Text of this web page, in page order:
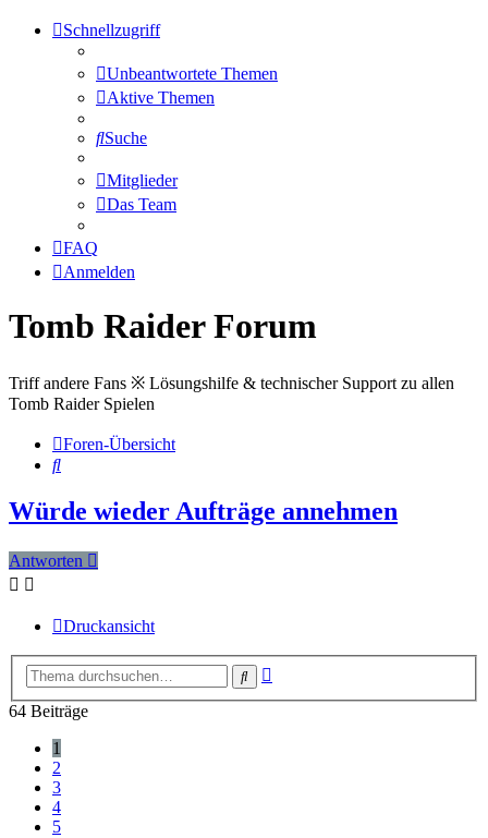
Schnellzugriff
Unbeantwortete Themen
Aktive Themen
Suche
Mitglieder
Das Team
FAQ
Anmelden
Tomb Raider Forum
Triff andere Fans ※ Lösungshilfe & technischer Support zu allen
Tomb Raider Spielen
Foren-Übersicht
Suche
Würde wieder Aufträge annehmen
Antworten
Druckansicht
Suche
64 Beiträge
1
2
3
4
5